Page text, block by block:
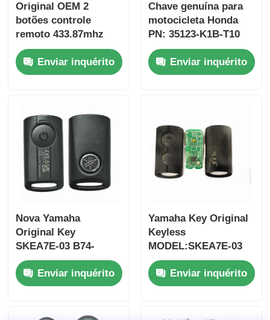
Casa
Produtos
Vídeos
Original OEM 2
botões controle
remoto 433.87mhz
FSK para Su-zuki
Jim-ny 2005-2017
Sem chip 37182-A7
50pcs
Enviar inquérito
Chave genuína para
motocicleta Honda
PN: 35123-K1B-T10
chave remota de três
botões
FSK433.92MHz chip
Enviar inquérito
Nova Yamaha
Original Key
SKEA7E-03 B74-
H6261-02 662F-
SKEA7D03
Enviar inquérito
Yamaha Key Original
Keyless
MODEL:SKEA7E-03
Para Yamaha Smart
Remote Key B74-
H6261-02/662F-
Enviar inquérito